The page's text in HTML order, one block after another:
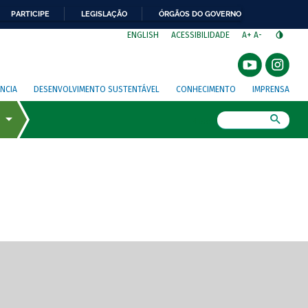
PARTICIPE LEGISLAÇÃO ÓRGÃOS DO GOVERNO
ENGLISH ACESSIBILIDADE A+ A-
DESENVOLVIMENTO SUSTENTÁVEL CONHECIMENTO IMPRENSA
de tela